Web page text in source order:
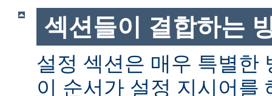
섹션들이 결합하는
설정 섹션은 매우 특별한
이 순서가 설정 지시어를